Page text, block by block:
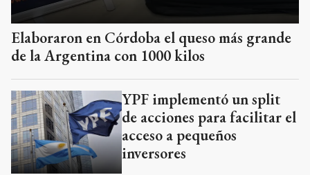
Elaboraron en Córdoba el queso más grande
de la Argentina con 1000 kilos
YPF implementó un split
de acciones para facilitar el
acceso a pequeños
inversores